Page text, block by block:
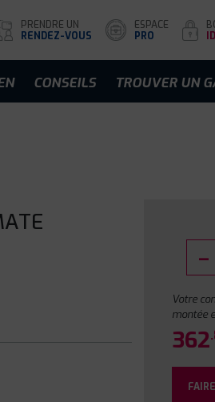
PRENDRE UN
RENDEZ-VOUS
ESPACE
PRO
CONSEILS TROUVER UN
Votre
montée
362